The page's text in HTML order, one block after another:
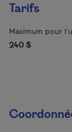
Tarifs
Maximum pour
240 $